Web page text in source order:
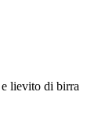
lievito di birra